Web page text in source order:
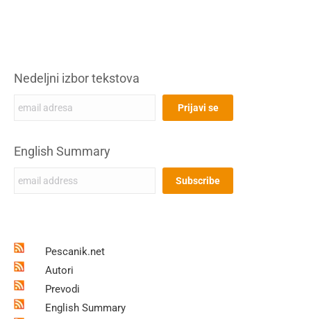
Nedeljni izbor tekstova
English Summary
Pescanik.net
Autori
Prevodi
English Summary